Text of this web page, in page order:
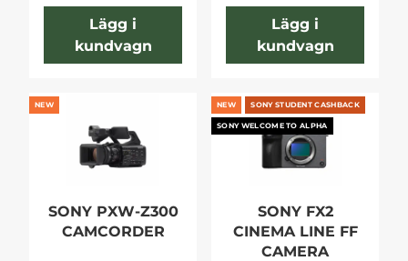
Lägg i
kundvagn
Lägg i
kundvagn
NEW
SONY PXW-Z300
CAMCORDER
NEW SONY STUDENT CASHBACK
SONY WELCOME TO ALPHA
SONY FX2
CINEMA LINE FF
CAMERA